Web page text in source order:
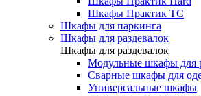
Шкафы Практик TC
Шкафы для паркинга
Шкафы для раздевалок
Шкафы для раздевалок
Модульные шкафы для
Сварные шкафы для
Универсальные шкафы